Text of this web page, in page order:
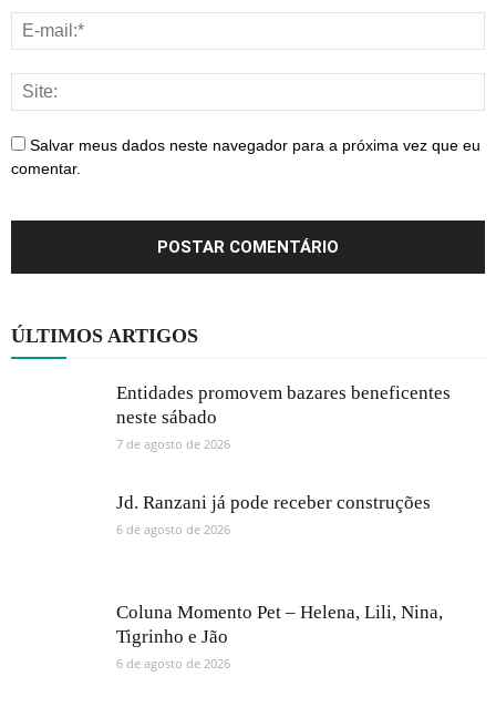
Salvar meus dados neste navegador para a próxima vez que eu
comentar.
ÚLTIMOS ARTIGOS
Entidades promovem bazares beneficentes
neste sábado
7 de agosto de 2026
Jd. Ranzani já pode receber construções
6 de agosto de 2026
Coluna Momento Pet – Helena, Lili, Nina,
Tigrinho e Jão
6 de agosto de 2026